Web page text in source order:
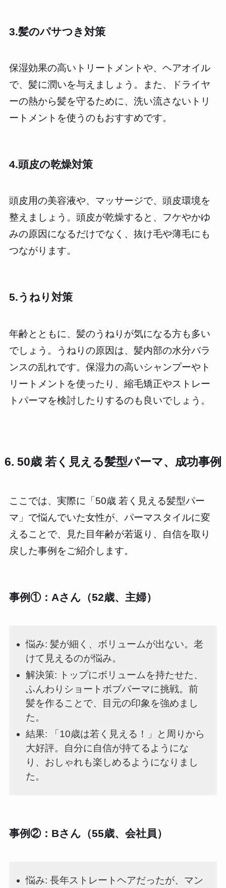
3.髪のパサつき対策
保湿効果の高いトリートメントや、ヘアオイル
で、髪に潤いを与えましょう。また、ドライヤ
ーの熱から髪を守るために、洗い流さないトリ
ートメントを使うのもおすすめです。
4.頭皮の乾燥対策
頭皮用の美容液や、マッサージで、頭皮環境を
整えましょう。頭皮が乾燥すると、フケやかゆ
みの原因になるだけでなく、抜け毛や薄毛にも
つながります。
5.うねり対策
年齢とともに、髪のうねりが気になる方も多い
でしょう。うねりの原因は、髪内部の水分バラ
ンスの乱れです。保湿力の高いシャンプーやト
リートメントを使ったり、縮毛矯正やストレー
トパーマを検討したりするのも良いでしょう。
6. 50歳 若く見える髪型パーマ、成功事例
ここでは、実際に「50歳 若く見える髪型パー
マ」で悩んでいた女性が、パーマスタイルに変
えることで、見た目年齢が若返り、自信を取り
戻した事例をご紹介します。
事例①：Aさん（52歳、主婦）
悩み: 髪が細く、ボリュームが出ない。老
けて見えるのが悩み。
解決策: トップにボリュームを持たせた、
ふんわりショートボブパーマに挑戦。前
髪を作ることで、目元の印象を強めまし
た。
結果: 「10歳は若く見える！」と周りから
大好評。自分に自信が持てるようにな
り、おしゃれも楽しめるようになりまし
た。
事例②：Bさん（55歳、会社員）
悩み: 長年ストレートヘアだったが、マン